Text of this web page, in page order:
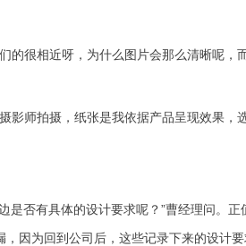
的很相近呀，为什么图片会那么清晰呢，
影师拍摄，纸张是我依据产品呈现效果，
是否有具体的设计要求呢？”曹经理问。 正
因为回到公司后，这些记录下来的设计要